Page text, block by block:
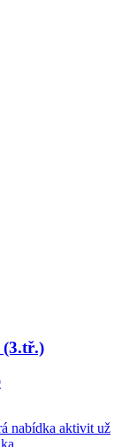
(3.tř.)
nabídka aktivit už